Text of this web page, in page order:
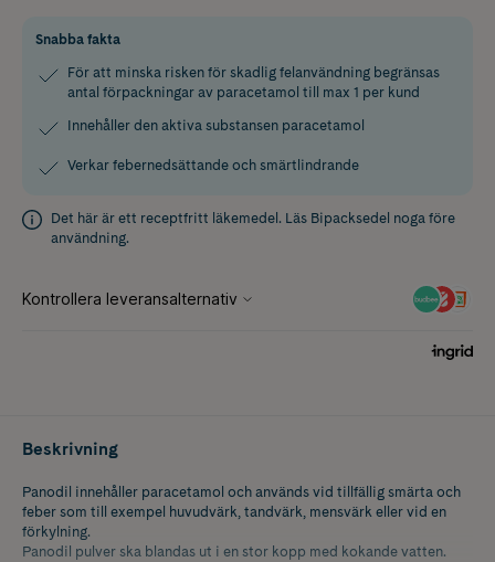
Snabba fakta
För att minska risken för skadlig felanvändning begränsas
antal förpackningar av paracetamol till max 1 per kund
Innehåller den aktiva substansen paracetamol
Verkar febernedsättande och smärtlindrande
Det här är ett receptfritt läkemedel. Läs Bipacksedel noga före
användning.
Beskrivning
Panodil innehåller paracetamol och används vid tillfällig smärta och
feber som till exempel huvudvärk, tandvärk, mensvärk eller vid en
förkylning.
Panodil pulver ska blandas ut i en stor kopp med kokande vatten.